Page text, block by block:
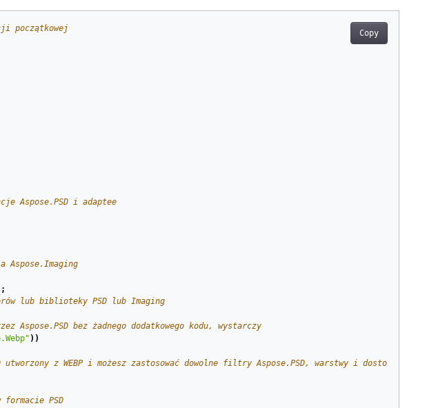
Copy
początkowej
Aspose.PSD i adaptee
lub biblioteky PSD lub Imaging
bez żadnego dodatkowego kodu, wystarczy
))
z WEBP i możesz zastosować dowolne filtry Aspose.PSD, warstwy i dostosowania, w
PSD